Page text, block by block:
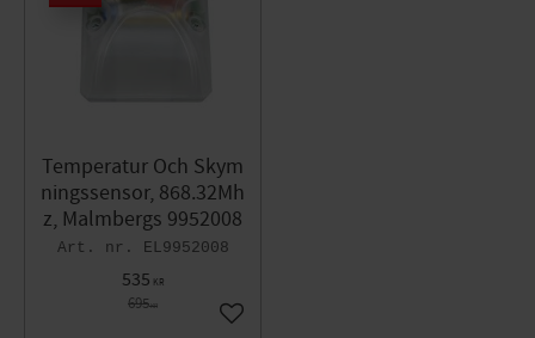
Temperatur Och Skym
ningssensor, 868.32Mh
z, Malmbergs 9952008
EL9952008
535 KR
695KR
Lägg till i favoriter